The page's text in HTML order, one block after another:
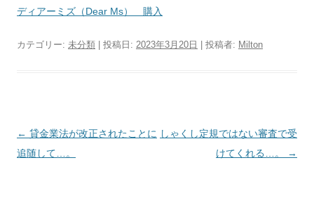
ディアーミズ（Dear Ms） 購入
カテゴリー: 未分類 | 投稿日: 2023年3月20日 投稿者: Milton
投
稿
← 貸金業法が改正されたことに
追随して…。
しゃくし定規ではない審査で受
けてくれる…。
→